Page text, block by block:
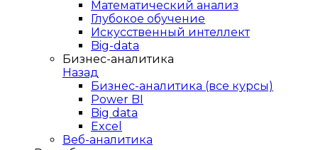
Математический анализ
Глубокое обучение
Искусственный интеллект
Big-data
Бизнес-аналитика
Назад
Бизнес-аналитика (все курсы)
Power BI
Big data
Excel
Веб-аналитика